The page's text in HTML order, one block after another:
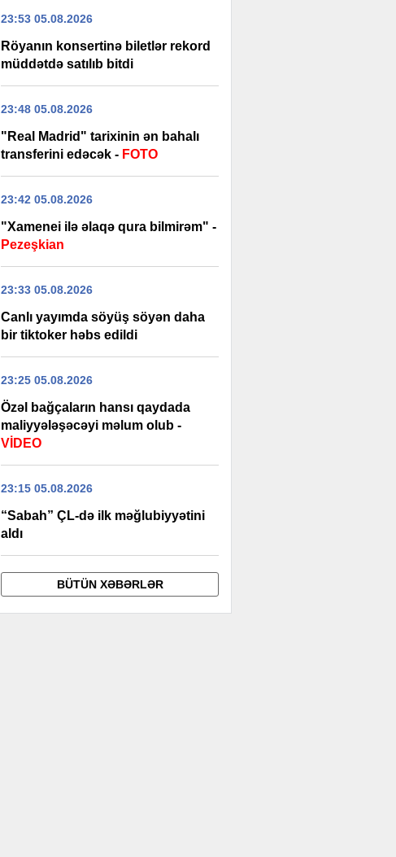
23:53 05.08.2026
Röyanın konsertinə biletlər rekord
müddətdə satılıb bitdi
23:48 05.08.2026
"Real Madrid" tarixinin ən bahalı
transferini edəcək - FOTO
23:42 05.08.2026
"Xamenei ilə əlaqə qura bilmirəm" -
Pezeşkian
23:33 05.08.2026
Canlı yayımda söyüş söyən daha
bir tiktoker həbs edildi
23:25 05.08.2026
Özəl bağçaların hansı qaydada
maliyyələşəcəyi məlum olub -
VİDEO
23:15 05.08.2026
“Sabah” ÇL-də ilk məğlubiyyətini
aldı
BÜTÜN XƏBƏRLƏR